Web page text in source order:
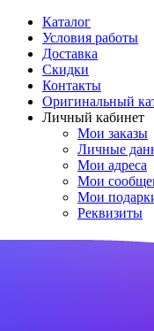
Каталог
Условия работы
Доставка
Скидки
Контакты
Оригинальный
Личный кабинет
Мои заказы
Личные
Мои адреса
Мои
Мои
Реквизиты